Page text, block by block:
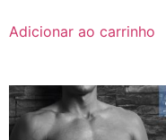
Adicionar ao carrinho